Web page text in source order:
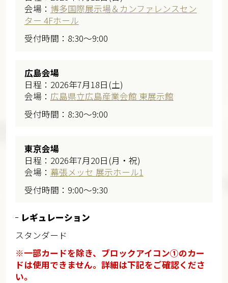
会場： 博多国際展示場＆カンファレンスセン
ター 4Fホール
受付時間：8:30～9:00
広島会場
日程：2026年7月18日(土)
会場： 広島県立広島産業会館 東展示館
受付時間：8:30～9:00
東京会場
日程：2026年7月20日(月・祝)
会場： 幕張メッセ 展示ホール1
受付時間：9:00～9:30
レギュレーション
スタンダード
※一部カードを除き、ブロックアイコン①のカー
ドは使用できません。詳細は下記をご確認くださ
い。